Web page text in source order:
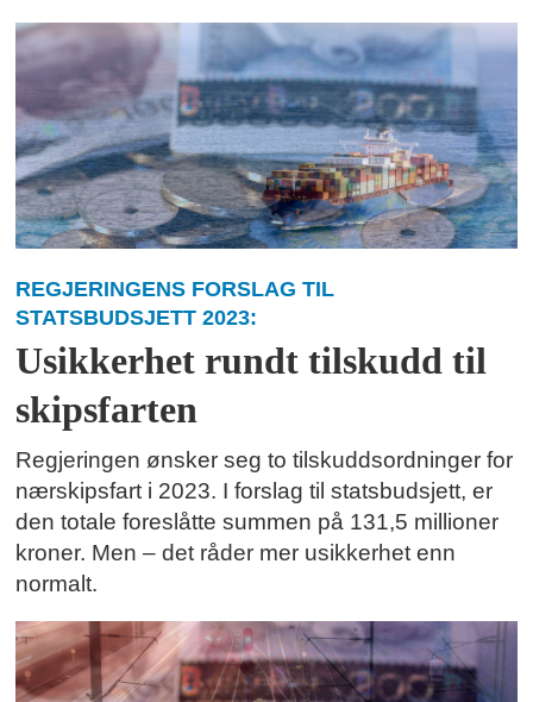
REGJERINGENS FORSLAG TIL
STATSBUDSJETT 2023:
Usikkerhet rundt tilskudd til
skipsfarten
Regjeringen ønsker seg to tilskuddsordninger for
nærskipsfart i 2023. I forslag til statsbudsjett, er
den totale foreslåtte summen på 131,5 millioner
kroner. Men – det råder mer usikkerhet enn
normalt.